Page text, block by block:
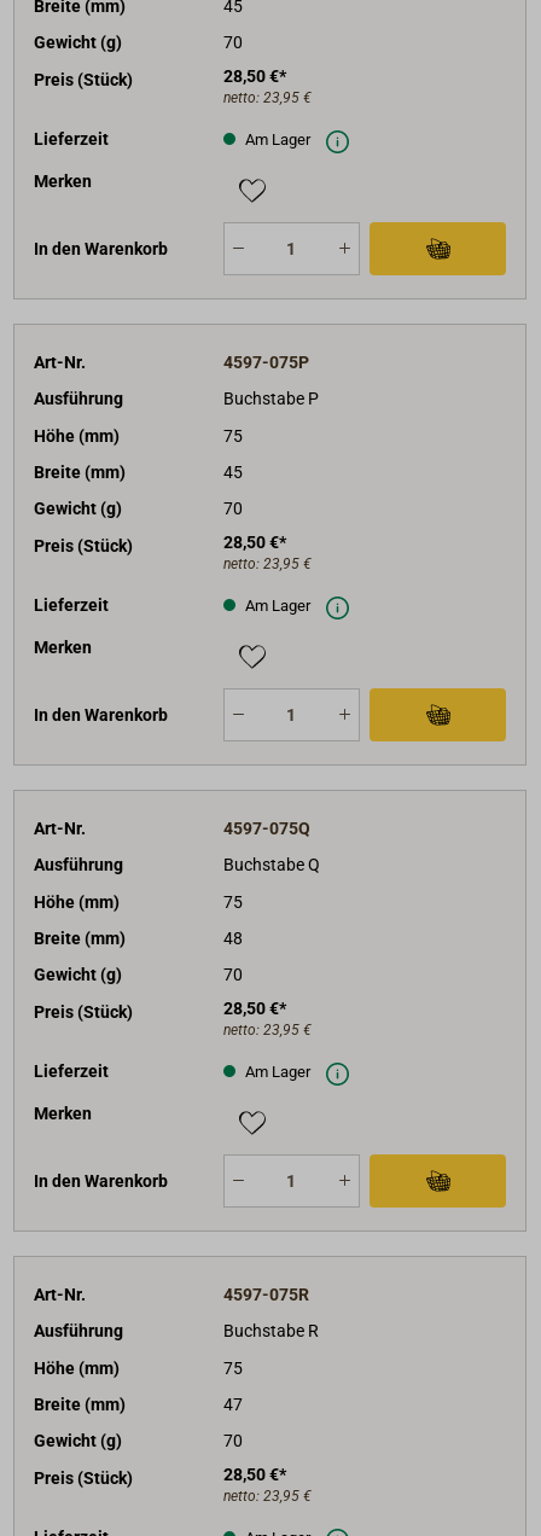
Breite (mm)
45
Gewicht (g)
70
Preis (Stück)
28,50 €*
netto: 23,95 €
Lieferzeit Am Lager
Merken
In den Warenkorb
Art-Nr.
4597-075P
Ausführung
Buchstabe P
Höhe (mm)
75
Breite (mm)
45
Gewicht (g)
70
Preis (Stück)
28,50 €*
netto: 23,95 €
Lieferzeit Am Lager
Merken
In den Warenkorb
Art-Nr.
4597-075Q
Ausführung
Buchstabe Q
Höhe (mm)
75
Breite (mm)
48
Gewicht (g)
70
Preis (Stück)
28,50 €*
netto: 23,95 €
Lieferzeit Am Lager
Merken
In den Warenkorb
Art-Nr.
4597-075R
Ausführung
Buchstabe R
Höhe (mm)
75
Breite (mm)
47
Gewicht (g)
70
Preis (Stück)
28,50 €*
netto: 23,95 €